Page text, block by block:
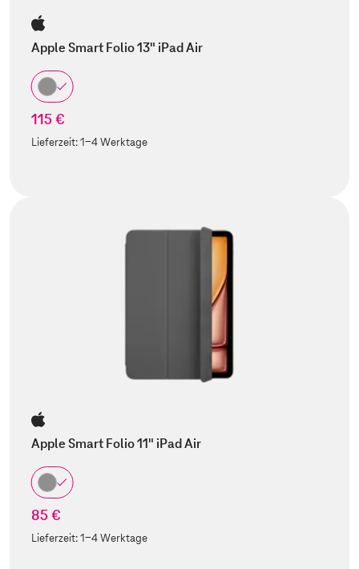
Apple Smart Folio 13" iPad Air
115 €
Lieferzeit:1-4 Werktage
Apple Smart Folio 11" iPad Air
85 €
Lieferzeit:1-4 Werktage